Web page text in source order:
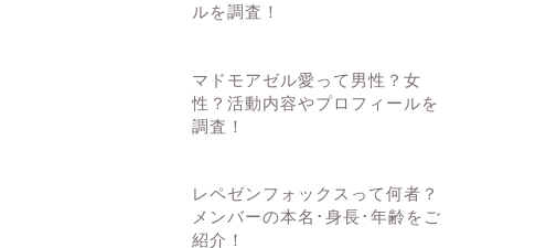
ルを調査！
マドモアゼル愛って男性？女
性？活動内容やプロフィールを
調査！
レペゼンフォックスって何者？
メンバーの本名･身長･年齢をご
紹介！